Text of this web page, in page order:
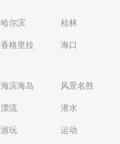
哈尔滨 桂林
香格里拉 海口
海滨海岛 风景名胜
漂流 潜水
游玩 运动